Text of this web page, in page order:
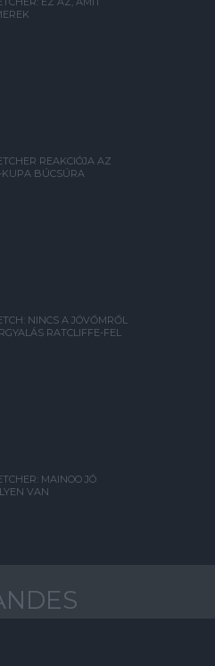
REAKCIÓJA AZ
KUPA BÚCSÚRA
NINCS A JÖVŐMRŐL
RATCLIFFE-FEL
MAINOO JÓ
VAN